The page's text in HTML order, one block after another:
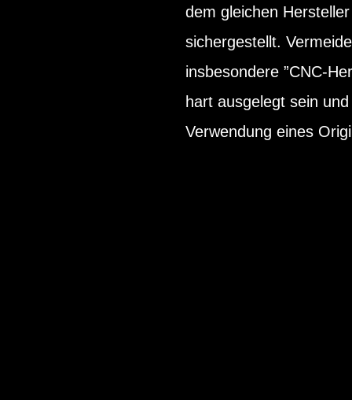
dem gleichen
sichergestellt.
insbesondere ”CNC-
hart ausgelegt sein
Verwendung eines